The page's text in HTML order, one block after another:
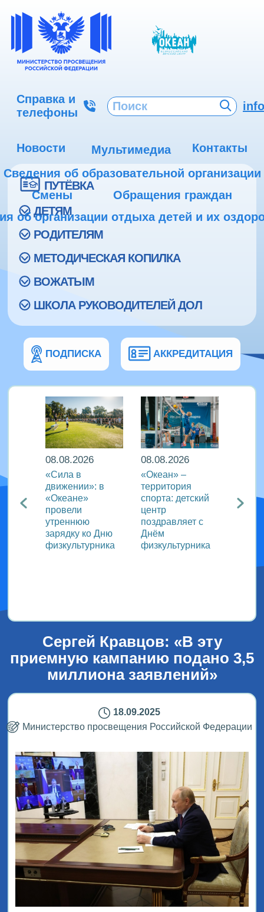
Справка и
телефоны
Новости Мультимедиа
Контакты
Сведения об образовательной организации
Смены
Обращения граждан
об организации отдыха детей и их
ПУТЁВКА
ДЕТЯМ
РОДИТЕЛЯМ
МЕТОДИЧЕСКАЯ КОПИЛКА
ВОЖАТЫМ
ШКОЛА РУКОВОДИТЕЛЕЙ ДОЛ
ПОДПИСКА АККРЕДИТАЦИЯ
с
08.08.2026
«Сила в
движении»: в
«Океане»
провели
утреннюю
зарядку ко Дню
физкультурника
08.08.2026
«Океан» –
территория
спорта: детский
центр
поздравляет с
Днём
физкультурника
Сергей Кравцов: «В эту
приемную кампанию подано 3,5
миллиона заявлений»
18.09.2025
Министерство просвещения Российской Федерации